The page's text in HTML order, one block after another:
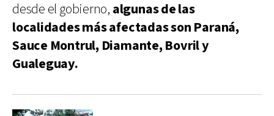
desde el gobierno, algunas de las
localidades más afectadas son Paraná,
Sauce Montrul, Diamante, Bovril y
Gualeguay.